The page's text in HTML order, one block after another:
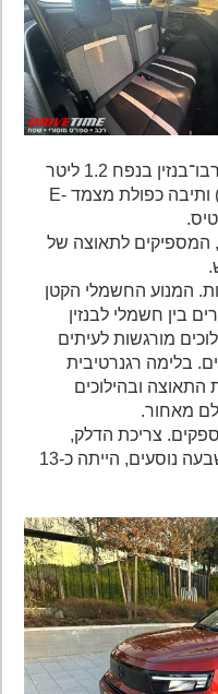
מתחת למכסה המנוע שוכן מנוע טורבו־בנזין בנפח 1.2 ליטר
עם מערכת היברידית קלה (MHEV) ותיבה כפולת מצמד E-
כ"ס ו־23.4 קג"מ, המספיקים לתאוצה של
המנוע החשמלי הקטן
בין חשמלי לבנזין
מורגשות לעיתים
בלימה רגנרטיבית
ובהילוכים
מאחור.
צריכת הדלק,
שנרשמה במהלך מבחן שלא כלל שבעה נוסעים, הייתה כ-13